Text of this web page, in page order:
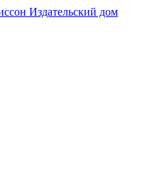
Издательский дом